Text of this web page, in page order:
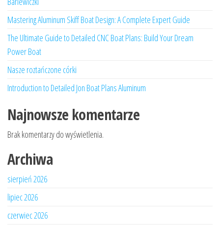
Mastering Aluminum Skiff Boat Design: A Complete Expert Guide
The Ultimate Guide to Detailed CNC Boat Plans: Build Your Dream
Power Boat
Nasze roztańczone córki
Introduction to Detailed Jon Boat Plans Aluminum
Najnowsze komentarze
Brak komentarzy do wyświetlenia.
Archiwa
sierpień 2026
lipiec 2026
czerwiec 2026